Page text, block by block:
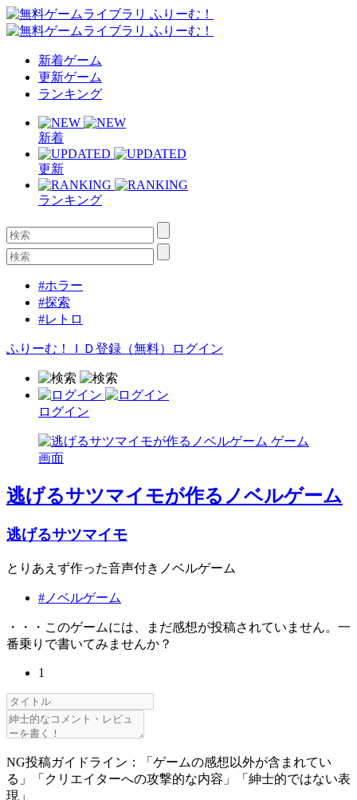
新着ゲーム
更新ゲーム
ランキング
新着
更新
ランキング
#ホラー
#探索
#レトロ
ふりーむ！ＩＤ登録（無料） ログイン
ログイン
逃げるサツマイモが作るノベルゲーム
逃げるサツマイモ
とりあえず作った音声付きノベルゲーム
#ノベルゲーム
・・・このゲームには、まだ感想が投稿されていません。一
番乗りで書いてみませんか？
1
NG投稿ガイドライン：「ゲームの感想以外が含まれてい
る」「クリエイターへの攻撃的な内容」「紳士的ではない表
現」